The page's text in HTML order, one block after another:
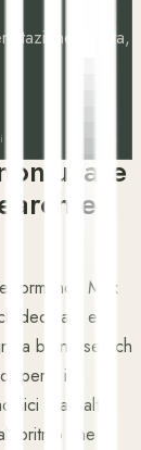
diretta,
usare
e
Max
dedicata e
la brand search
perdi il
e ad alta
che